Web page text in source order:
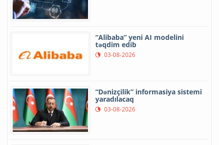
“Alibaba” yeni AI modelini
təqdim edib
03-08-2026
“Dənizçilik” informasiya sistemi
yaradılacaq
03-08-2026